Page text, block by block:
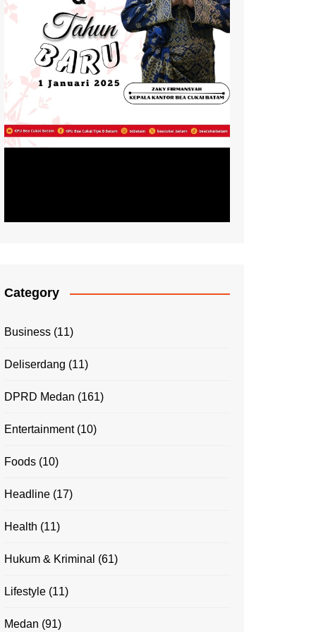
Category
Business (11)
Deliserdang (11)
DPRD Medan (161)
Entertainment(10)
Foods (10)
Headline (17)
Health (11)
Hukum & Kriminal (61)
Lifestyle (11)
Medan (91)